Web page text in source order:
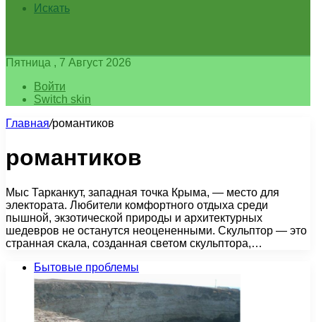
Искать
Пятница , 7 Август 2026
Войти
Switch skin
Главная/романтиков
романтиков
Мыс Тарканкут, западная точка Крыма, — место для
электората. Любители комфортного отдыха среди
пышной, экзотической природы и архитектурных
шедевров не останутся неоцененными. Скульптор — это
странная скала, созданная светом скульптора,…
Бытовые проблемы